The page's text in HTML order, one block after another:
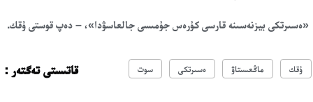
«ەسىرتكى بيزنەسىنە قارسى كۇرەس جۇمىسى جالعاسۋدا»، – دەپ قوستى ۇقك.
قاتىستى تەگتەر : ۇقك ماڭعىستاۋ ەسىرتكى سوت